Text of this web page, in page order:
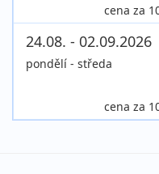
cena za
24.08. - 02.09.2026
pondělí - středa
cena za